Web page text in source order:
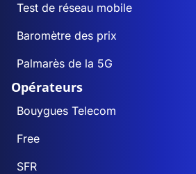
Test de réseau mobile
Baromètre des prix
Palmarès de la 5G
Opérateurs
Bouygues Telecom
Free
SFR